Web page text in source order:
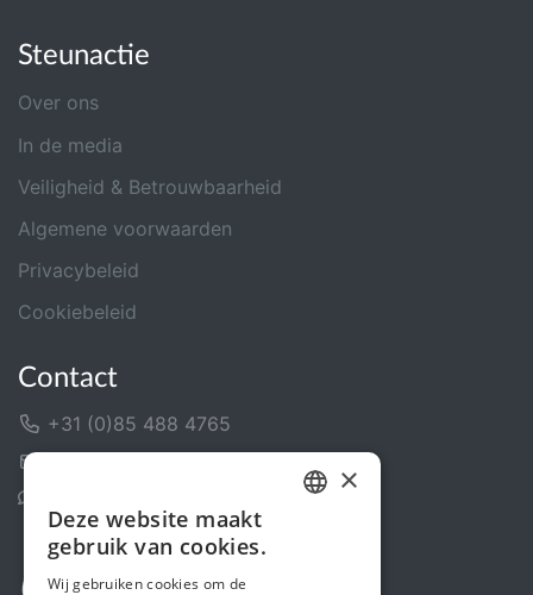
Steunactie
Over ons
In de media
Veiligheid & Betrouwbaarheid
Algemene voorwaarden
Privacybeleid
Cookiebeleid
Contact
+31 (0)85 488 4765
×
Deze website maakt
gebruik van cookies.
Wij gebruiken cookies om de